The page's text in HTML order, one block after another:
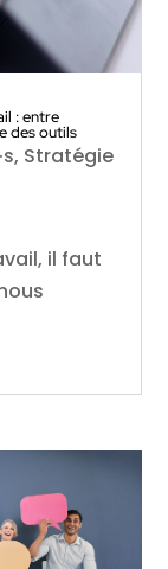
: entre
des outils
, Stratégie
il faut